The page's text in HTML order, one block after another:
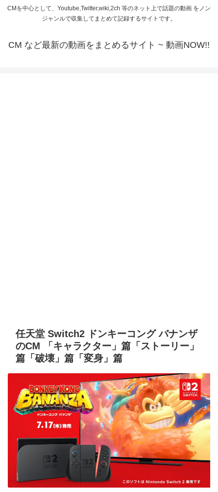
CMを中心として、Youtube,Twitter,wiki,2ch 等のネット上で話題の動画 をノン
ジャンルで収集してまとめて記録するサイトです。
CM など最新の動画をまとめるサイト ~ 動画NOW!!
任天堂 Switch2 ドンキーコング バナンザ
のCM 「キャラクター」篇「ストーリー」
篇「破壊」篇「変身」篇